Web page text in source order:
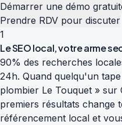
Démarrer une démo
Prendre RDV pour discuter
1
Le SEO local, votre arme
90% des recherches
24h. Quand quelqu'un
plombier Le Touquet » sur
premiers résultats change
référencement local et